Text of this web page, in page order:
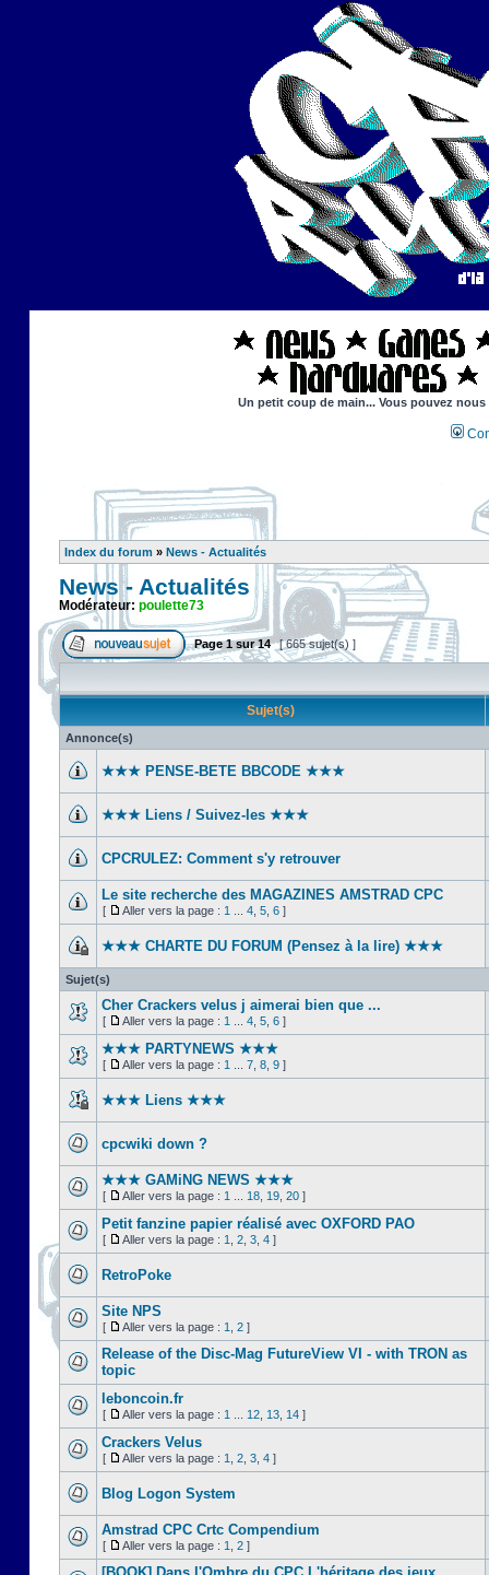
Un petit coup de main... Vous pouvez
Index du forum » News - Actualités
News - Actualités
Modérateur: poulette73
Page1sur14 [ 665 sujet(s) ]
Sujet(s)
Annonce(s)
★★★ PENSE-BETE BBCODE ★★★
★★★ Liens / Suivez-les ★★★
CPCRULEZ: Comment s'y retrouver‎
Le site recherche des MAGAZINES AMSTRAD CPC
[ Aller vers la page : 1 4 5 6 ]
★★★ CHARTE DU FORUM (Pensez à la lire) ★★★
Sujet(s)
Cher Crackers velus j aimerai bien que ...
[ Aller vers la page : 1 4 5 6 ]
★★★ PARTYNEWS ★★★
[ Aller vers la page : 1 7 8 9 ]
★★★ Liens ★★★
cpcwiki down ?
★★★ GAMiNG NEWS ★★★
[ Aller vers la page : 1 18 19 20 ]
Petit fanzine papier réalisé avec OXFORD PAO
[ Aller vers la page : 1 2 3 4 ]
RetroPoke
Site NPS
[ Aller vers la page : 1 2 ]
Release of the Disc-Mag FutureView VI - with TRON as
topic
leboncoin.fr
[ Aller vers la page : 1 12 13 14 ]
Crackers Velus
[ Aller vers la page : 1 2 3 4 ]
Blog Logon System
Amstrad CPC Crtc Compendium
[ Aller vers la page : 1 2 ]